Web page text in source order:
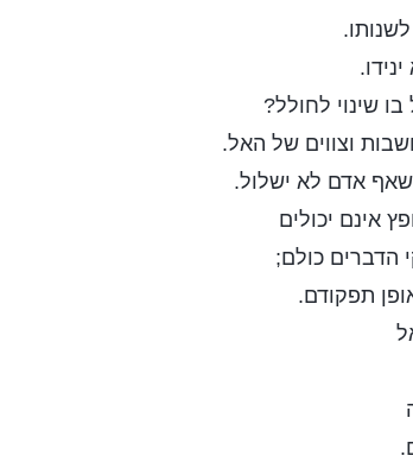
שינוי לחולל?
וצווים של האל.
אדם לא ישלול.
אינם יכולים
הדברים כולם;
תפקודם.